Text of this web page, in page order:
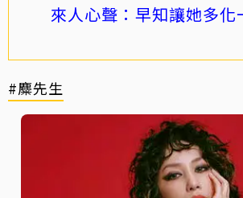
來人心聲：早知讓她多化
#麋先生